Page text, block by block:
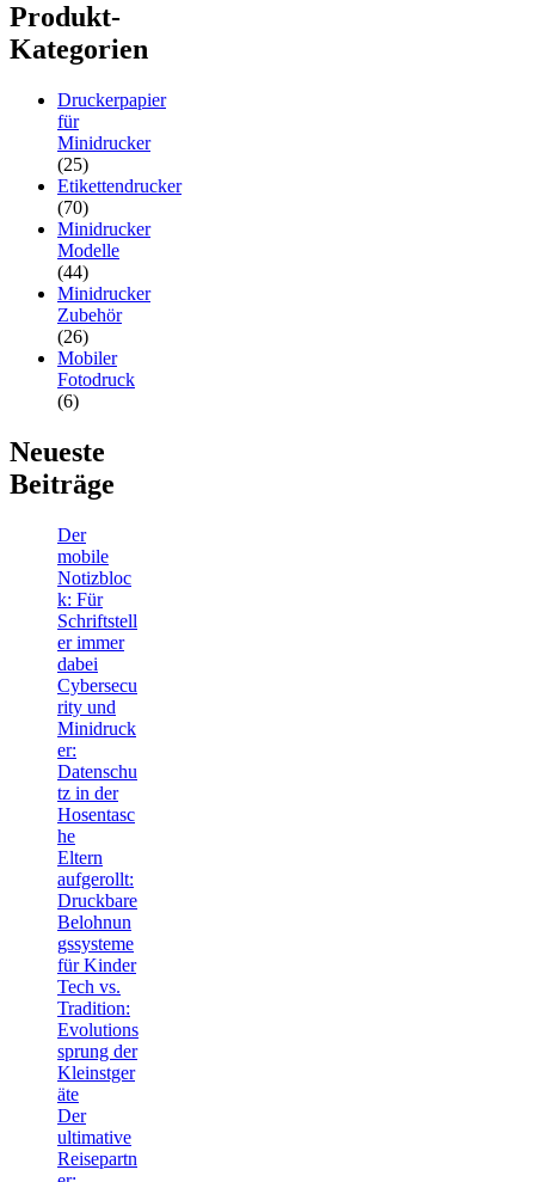
Produkt-
Kategorien
Druckerpapier
für
Minidrucker
(25)
Etikettendrucker
(70)
Minidrucker
Modelle
(44)
Minidrucker
Zubehör
(26)
Mobiler
Fotodruck
(6)
Neueste
Beiträge
Der
mobile
Notizbloc
k: Für
Schriftstell
er immer
dabei
Cybersecu
rity und
Minidruck
er:
Datenschu
tz in der
Hosentasc
he
Eltern
aufgerollt:
Druckbare
Belohnun
gssysteme
für Kinder
Tech vs.
Tradition:
Evolutions
sprung der
Kleinstger
äte
Der
ultimative
Reisepartn